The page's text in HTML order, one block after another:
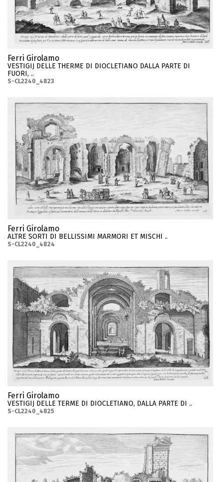
Ferri Girolamo
VESTIGIJ DELLE THERME DI DIOCLETIANO DALLA PARTE DI
FUORI, ..
S-CL2240_4823
Ferri Girolamo
ALTRE SORTI DI BELLISSIMI MARMORI ET MISCHI ..
S-CL2240_4824
Ferri Girolamo
VESTIGIJ DELLE TERME DI DIOCLETIANO, DALLA PARTE DI ..
S-CL2240_4825